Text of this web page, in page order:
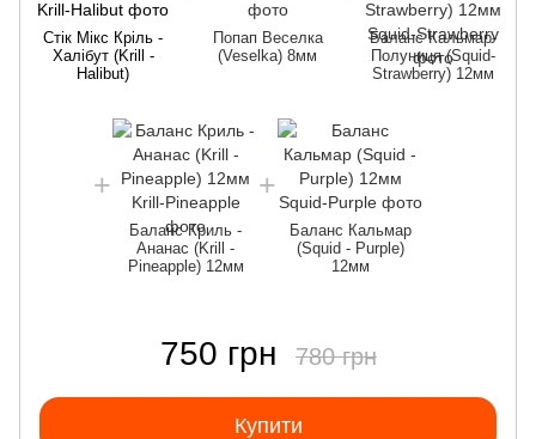
Стік Мікс Кріль -
Халібут (Krill -
Halibut)
Попап Веселка
(Veselka) 8мм
Баланс Кальмар-
Полуниця (Squid-
Strawberry) 12мм
Баланс Криль -
Ананас (Krill -
Pineapple) 12мм
Баланс Кальмар
(Squid - Purple)
12мм
750 грн 780 грн
Купити